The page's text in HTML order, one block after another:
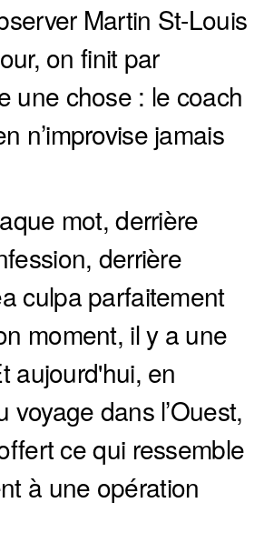
Martin St-Louis
on finit par
une chose : le coach
n’improvise jamais
mot, derrière
derrière
culpa parfaitement
moment, il y a une
aujourd'hui, en
voyage dans l’Ouest,
ce qui ressemble
à une opération